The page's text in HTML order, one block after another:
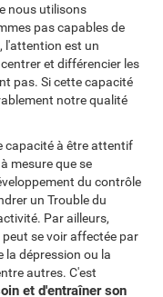
nous utilisons
pas capables de
l'attention est un
et différencier les
pas. Si cette capacité
notre qualité
capacité à être attentif
mesure que se
du contrôle
un Trouble du
Par ailleurs,
se voir affectée par
la dépression ou la
autres. C'est
et d'entraîner son